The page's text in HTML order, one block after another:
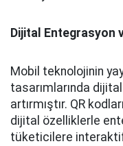
Dijital Entegrasyon
Mobil teknolojinin
tasarımlarında
artırmıştır. QR
dijital özelliklerle
tüketicilere